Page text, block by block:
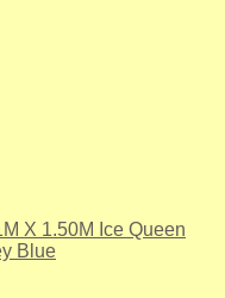
X 1.50M Ice Queen
Blue